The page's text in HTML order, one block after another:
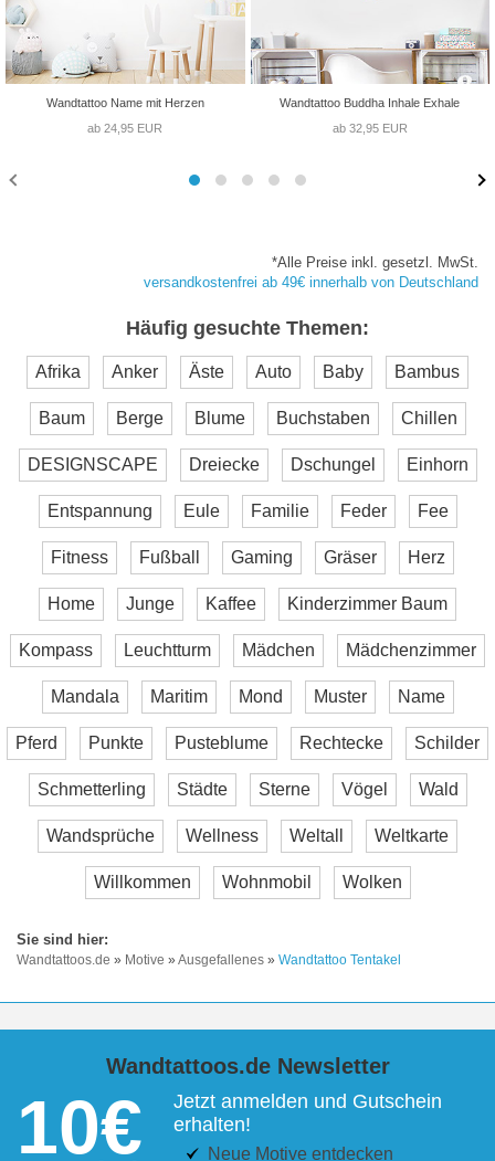
Wandtattoo Name mit Herzen
ab 24,95 EUR
Wandtattoo Buddha Inhale Exhale
ab 32,95 EUR
*Alle Preise inkl. gesetzl. MwSt.
versandkostenfrei ab 49€ innerhalb von Deutschland
Häufig gesuchte Themen:
Afrika Anker Äste Auto Baby Bambus
Baum Berge Blume Buchstaben Chillen
DESIGNSCAPE Dreiecke Dschungel Einhorn
Entspannung Eule Familie Feder Fee
Fitness Fußball Gaming Gräser Herz
Home Junge Kaffee Kinderzimmer Baum
Kompass Leuchtturm Mädchen Mädchenzimmer
Mandala Maritim Mond Muster Name
Pferd Punkte Pusteblume Rechtecke Schilder
Schmetterling Städte Sterne Vögel Wald
Wandsprüche Wellness Weltall Weltkarte
Willkommen Wohnmobil Wolken
Wandtattoos.de » Motive » Ausgefallenes » Wandtattoo Tentakel
Wandtattoos.de Newsletter
10€
Jetzt anmelden und Gutschein
erhalten!
Neue Motive entdecken